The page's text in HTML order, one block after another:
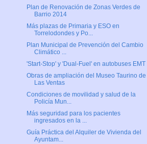
Plan de Renovación de Zonas Verdes de
Barrio 2014
Más plazas de Primaria y ESO en
Torrelodondes y Po...
Plan Municipal de Prevención del Cambio
Climático ...
'Start-Stop' y 'Dual-Fuel' en autobuses EMT
Obras de ampliación del Museo Taurino de
Las Ventas
Condiciones de movilidad y salud de la
Policía Mun...
Más seguridad para los pacientes
ingresados en la ...
Guía Práctica del Alquiler de Vivienda del
Ayuntam...